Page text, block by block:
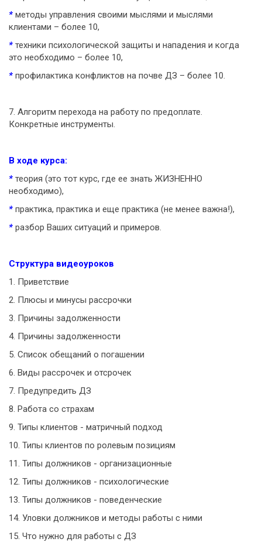
* методы управления своими мыслями и мыслями
клиентами – более 10,
* техники психологической защиты и нападения и когда
это необходимо – более 10,
* профилактика конфликтов на почве ДЗ – более 10.
7. Алгоритм перехода на работу по предоплате.
Конкретные инструменты.
В ходе курса:
* теория (это тот курс, где ее знать ЖИЗНЕННО
необходимо),
* практика, практика и еще практика (не менее важна!),
* разбор Ваших ситуаций и примеров.
Структура видеоуроков
1. Приветствие
2. Плюсы и минусы рассрочки
3. Причины задолженности
4. Причины задолженности
5. Список обещаний о погашении
6. Виды рассрочек и отсрочек
7. Предупредить ДЗ
8. Работа со страхам
9. Типы клиентов - матричный подход
10. Типы клиентов по ролевым позициям
11. Типы должников - организационные
12. Типы должников - психологические
13. Типы должников - поведенческие
14. Уловки должников и методы работы с ними
15. Что нужно для работы с ДЗ